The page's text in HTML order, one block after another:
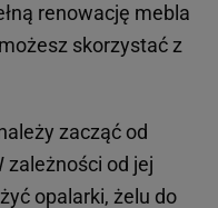
renowację mebla
skorzystać z
zacząć od
zależności od jej
opalarki, żelu do